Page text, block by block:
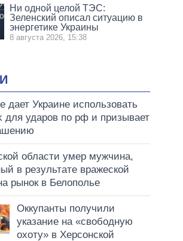
Ни одной целой ТЭС:
Зеленский описал ситуацию в
энергетике Украины
8 августа 2026, 15:38
дает Украине использовать
для ударов по рф и призывает
области умер мужчина,
в результате вражеской
рынок в Белополье
Оккупанты получили
указание на «свободную
охоту» в Херсонской